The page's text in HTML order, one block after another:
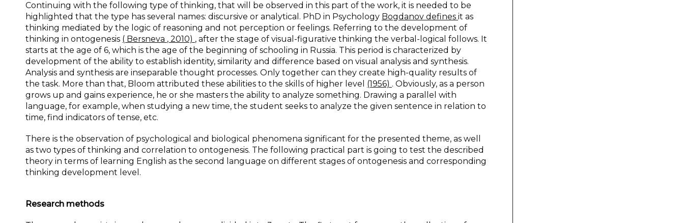
Continuing with the following type of thinking, that will be observed in this part of the work, it is needed to be
highlighted that the type has several names: discursive or analytical. PhD in Psychology Bogdanov defines it as
thinking mediated by the logic of reasoning and not perception or feelings. Referring to the development of
thinking in ontogenesis ( Bersneva , 2010) , after the stage of visual-figurative thinking the verbal-logical follows. It
starts at the age of 6, which is the age of the beginning of schooling in Russia. This period is characterized by
development of the ability to establish identity, similarity and difference based on visual analysis and synthesis.
Analysis and synthesis are inseparable thought processes. Only together can they create high-quality results of
the task. More than that, Bloom attributed these abilities to the skills of higher level (1956) . Obviously, as a person
grows up and gains experience, he or she masters the ability to analyze something. Drawing a parallel with
language, for example, when studying a new time, the student seeks to analyze the given sentence in relation to
time, find indicators of tense, etc.
There is the observation of psychological and biological phenomena significant for the presented theme, as well
as two types of thinking and correlation to ontogenesis. The following practical part is going to test the described
theory in terms of learning English as the second language on different stages of ontogenesis and corresponding
thinking development level.
Research methods